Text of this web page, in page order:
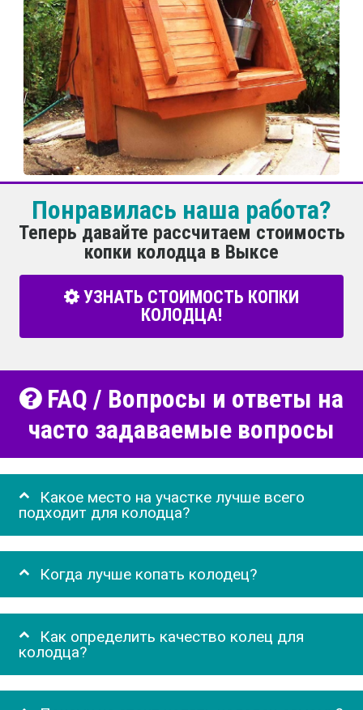
Понравилась наша работа?
Теперь давайте рассчитаем стоимость
копки колодца в Выксе
УЗНАТЬ СТОИМОСТЬ КОПКИ
КОЛОДЦА!
FAQ / Вопросы и ответы на
часто задаваемые вопросы
Какое место на участке лучше всего
подходит для колодца?
Когда лучше копать колодец?
Как определить качество колец для
колодца?